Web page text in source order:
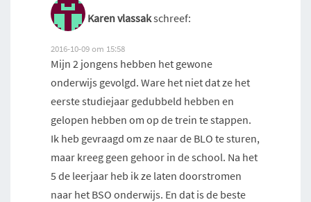
Karen vlassakschreef:
2016-10-09 om 15:58
Mijn 2 jongens hebben het gewone
onderwijs gevolgd. Ware het niet dat ze het
eerste studiejaar gedubbeld hebben en
gelopen hebben om op de trein te stappen.
Ik heb gevraagd om ze naar de BLO te sturen,
maar kreeg geen gehoor in de school. Na het
5 de leerjaar heb ik ze laten doorstromen
naar het BSO onderwijs. En dat is de beste